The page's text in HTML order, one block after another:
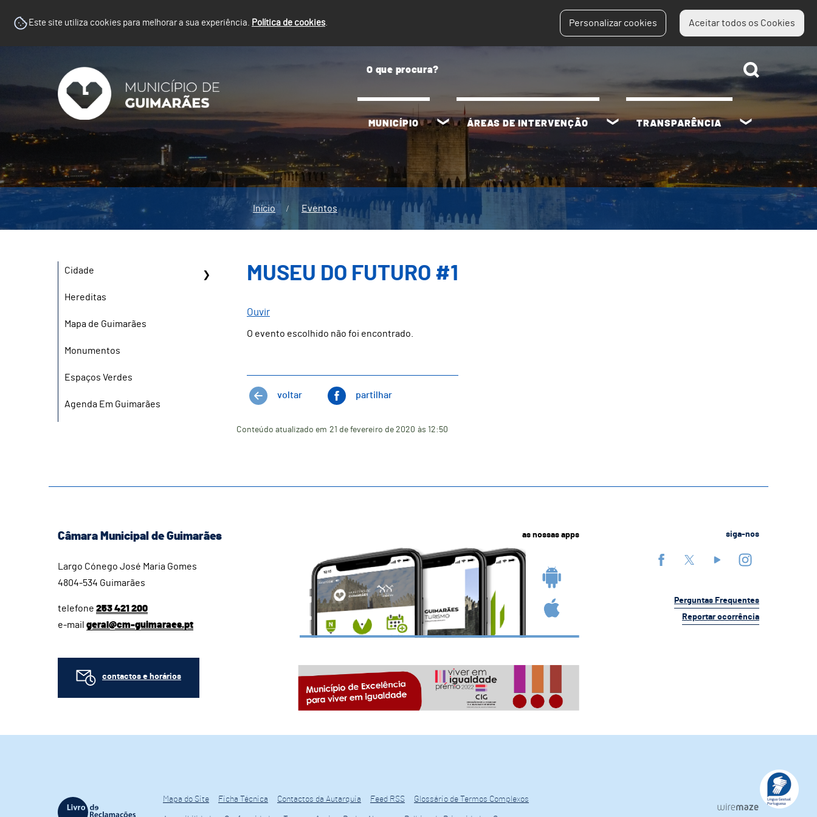
Este site utiliza cookies para melhorar a sua experiência. Política de cookies. Personalizar cookies Aceitar todos os Cookies
MUNICÍPIO ÁREAS DE INTERVENÇÃO TRANSPARÊNCIA
Início Eventos
Cidade
Hereditas
Mapa de Guimarães
Monumentos
Espaços Verdes
Agenda Em Guimarães
MUSEU DO FUTURO #1
Ouvir
O evento escolhido não foi encontrado.
voltar partilhar
Conteúdo atualizado em 21 de fevereiro de 2020 às 12:50
Câmara Municipal de Guimarães
Largo Cónego José Maria Gomes
4804-534 Guimarães
telefone 253 421 200
e-mail geral@cm-guimaraes.pt
contactos e horários
as nossas apps siga-nos
Perguntas Frequentes
Reportar ocorrência
Mapa do Site Ficha Técnica Contactos da Autarquia Feed RSS Glossário de Termos Complexos